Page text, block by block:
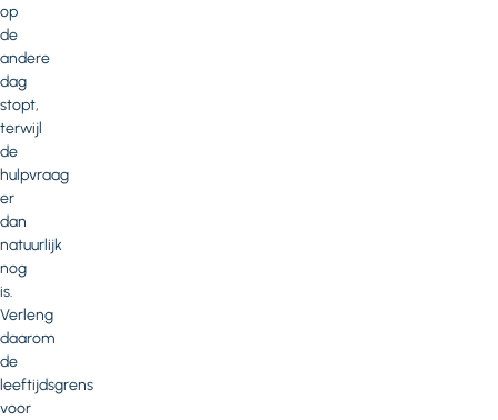
op
de
andere
dag
stopt,
terwijl
de
hulpvraag
er
dan
natuurlijk
nog
is.
Verleng
daarom
de
leeftijdsgrens
voor